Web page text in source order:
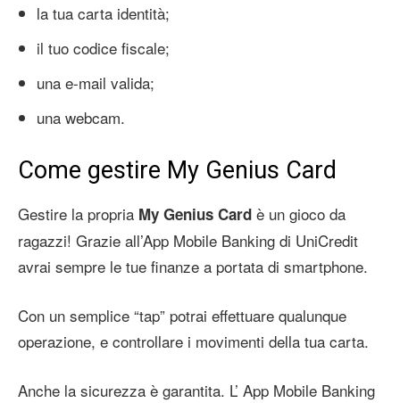
la tua carta identità;
il tuo codice fiscale;
una e-mail valida;
una webcam.
Come gestire My Genius Card
Gestire la propria My Genius Card è un gioco da
ragazzi! Grazie all’App Mobile Banking di UniCredit
avrai sempre le tue finanze a portata di smartphone.
Con un semplice “tap” potrai effettuare qualunque
operazione, e controllare i movimenti della tua carta.
Anche la sicurezza è garantita. L’ App Mobile Banking